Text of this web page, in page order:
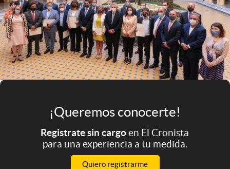
Mundial 2026
Eventos Corporativos
El Cronista Studio
Mediakit
abre en nueva pestaña
¡Queremos conocerte!
Registrate sin cargoen El Cronista
para una experiencia a tu medida.
Quiero registrarme